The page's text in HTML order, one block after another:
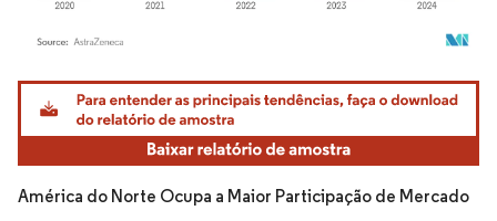
Imagem © Mordor Intelligence. O reuso requer atribuição conforme CC BY 4.0.
América do Norte Ocupa a Maior Participação de Mercado